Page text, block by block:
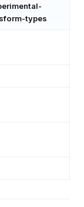
types